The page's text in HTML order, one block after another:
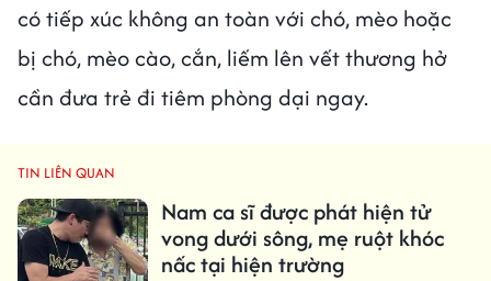
có tiếp xúc không an toàn với chó, mèo hoặc
bị chó, mèo cào, cắn, liếm lên vết thương hở
cần đưa trẻ đi tiêm phòng dại ngay.
TIN LIÊN QUAN
Nam ca sĩ được phát hiện tử
vong dưới sông, mẹ ruột khóc
nấc tại hiện trường